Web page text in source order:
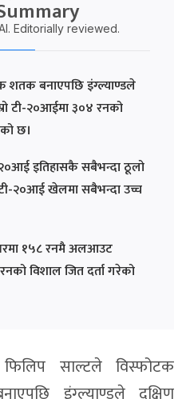
Editorially reviewed.
शतक बनाएपछि इंग्ल्याण्डले
टी-२०आईमा ३०४ रनको
छ।
२०आई इतिहासकै सबैभन्दा ठूलो
टी-२०आई खेलमा सबैभन्दा उच्च
१५८ रनमै अलआउट
विशाल जित दर्ता गरेको
साल्टले विस्फोटक